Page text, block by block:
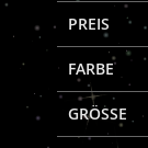
PREIS
FARBE
GRÖSSE